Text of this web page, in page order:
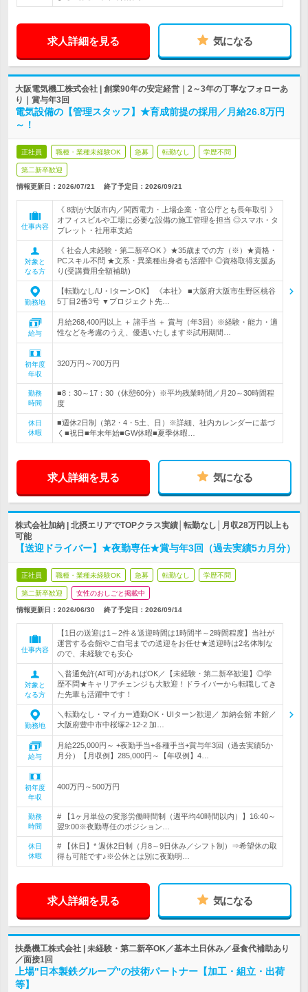
求人詳細を見る 気になる
大阪電気機工株式会社 | 創業90年の安定経営｜2～3年の丁寧なフォローあ
り｜賞与年3回
電気設備の【管理スタッフ】★育成前提の採用／月給26.8万円
～！
正社員 職種・業種未経験OK 急募 転勤なし 学歴不問
第二新卒歓迎
情報更新日：2026/07/21 終了予定日： 2026/09/21
仕事内容
《 8割が大阪市内／関西電力・上場企業・官公庁とも長年取引 》
オフィスビルや工場に必要な設備の施工管理を担当 ◎スマホ・タ
ブレット・社用車支給
対象と
なる方
《 社会人未経験・第二新卒OK 》★35歳までの方（※）★資格・
PCスキル不問 ★文系・異業種出身者も活躍中 ◎資格取得支援あ
り(受講費用全額補助)
勤務地
【転勤なし/U・IターンOK】 《本社》 ■大阪府大阪市生野区桃谷
5丁目2番3号 ▼プロジェクト先…
給与
月給268,400円以上 ＋ 諸手当 ＋ 賞与（年3回）※経験・能力・適
性などを考慮のうえ、優遇いたします※試用期間…
初年度
年収
320万円～700万円
勤務
時間
■8：30～17：30（休憩60分）※平均残業時間／月20～30時間程
度
休日
休暇
■週休2日制（第2・4・5土、日）※詳細、社内カレンダーに基づ
く■祝日■年末年始■GW休暇■夏季休暇…
求人詳細を見る 気になる
株式会社加納 | 北摂エリアでTOPクラス実績│転勤なし│月収28万円以上も
可能
【送迎ドライバー】★夜勤専任★賞与年3回（過去実績5カ月分）
正社員 職種・業種未経験OK 急募 転勤なし 学歴不問
第二新卒歓迎 女性のおしごと掲載中
情報更新日：2026/06/30 終了予定日： 2026/09/14
仕事内容
【1日の送迎は1～2件＆送迎時間は1時間半～2時間程度】当社が
運営する会館やご自宅までの送迎をお任せ★送迎時は2名体制な
ので、未経験でも安心
対象と
なる方
＼普通免許(AT可)があればOK／【未経験・第二新卒歓迎】◎学
歴不問★キャリアチェンジも大歓迎！ドライバーから転職してき
た先輩も活躍中です！
勤務地
＼転勤なし・マイカー通勤OK・UIターン歓迎／ 加納会館 本館／
大阪府豊中市中桜塚2-12-2 加…
給与
月給225,000円～ +夜勤手当+各種手当+賞与年3回（過去実績5か
月分）【月収例】285,000円～【年収例】4…
初年度
年収
400万円～500万円
勤務
時間
# 【1ヶ月単位の変形労働時間制（週平均40時間以内）】16:40～
翌9:00※夜勤専任のポジション…
休日
休暇
# 【休日】* 週休2日制（月8～9日休み／シフト制）⇒希望休の取
得も可能です♪※公休とは別に夜勤明…
求人詳細を見る 気になる
扶桑機工株式会社 | 未経験・第二新卒OK／基本土日休み／昼食代補助あり
／面接1回
上場"日本製鉄グループ"の技術パートナー【加工・組立・出荷
等】